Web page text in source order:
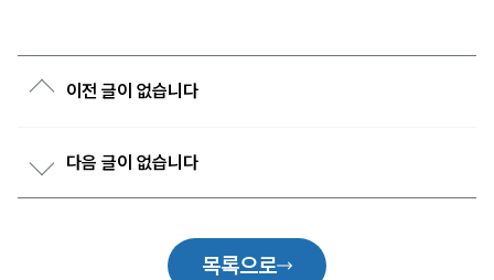
이전 글이 없습니다
다음 글이 없습니다
목록으로